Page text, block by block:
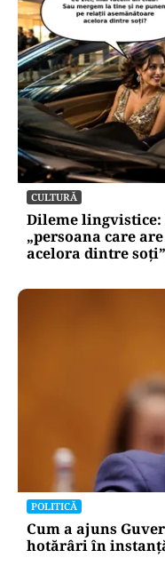
CULTURĂ
Dileme
„persoana care
acelora dintre
POLITICĂ
Cum a ajuns
hotărâri în